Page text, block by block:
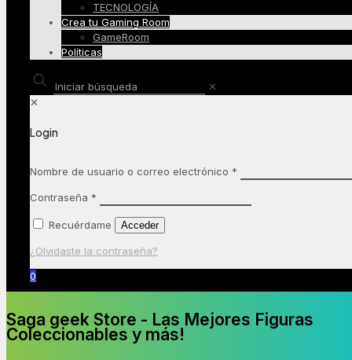
TECNOLOGÍA
Crea tu Gaming Room
GameRoom
Políticas
✕
✕
Login
Nombre de usuario o correo electrónico *
Contraseña *
Recuérdame Acceder
¿Olvidaste la contraseña?
0
Saga geek Store - Las Mejores Figuras
Coleccionables y más!